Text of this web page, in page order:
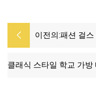
이전의:패션 걸
클래식 스타일 학교 가방